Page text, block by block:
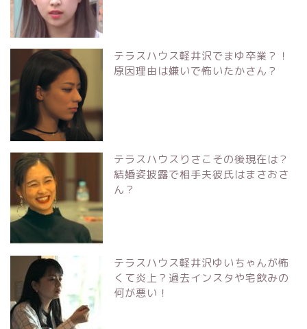
テラスハウス軽井沢でまゆ卒業？！
原因理由は嫌いで怖いたかさん？
テラスハウスりさこその後現在は？
結婚姿披露で相手夫彼氏はまさおさ
ん？
テラスハウス軽井沢ゆいちゃんが怖
くて炎上？過去インスタや宅飲みの
何が悪い！